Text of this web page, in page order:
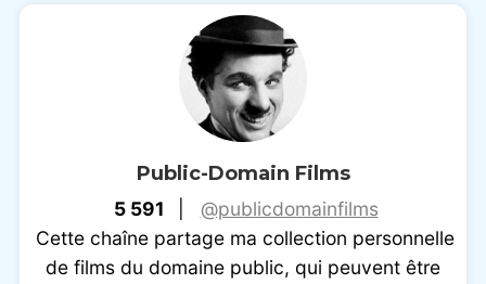
Public-Domain Films
5 591
@publicdomainfilms
Cette chaîne partage ma collection personnelle
de films du domaine public, qui peuvent être